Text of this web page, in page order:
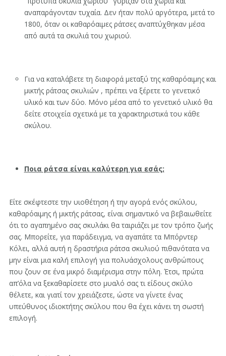
αναπαράγονταν τυχαία. Δεν ήταν πολύ αργότερα, μετά το
1800, όταν οι καθαρόαιμες ράτσες αναπτύχθηκαν μέσα
από αυτά τα σκυλιά του χωριού.
Για να καταλάβετε τη διαφορά μεταξύ της καθαρόαιμης και
μικτής ράτσας σκυλιών , πρέπει να ξέρετε το γενετικό
υλικό και των δύο. Μόνο μέσα από το γενετικό υλικό θα
δείτε στοιχεία σχετικά με τα χαρακτηριστικά του κάθε
σκύλου.
Ποια ράτσα είναι καλύτερη για εσάς;
Είτε σκέφτεστε την υιοθέτηση ή την αγορά ενός σκύλου,
καθαρόαιμης ή μικτής ράτσας, είναι σημαντικό να βεβαιωθείτε
ότι το αγαπημένο σας σκυλάκι θα ταιριάζει με τον τρόπο ζωής
σας. Μπορείτε, για παράδειγμα, να αγαπάτε τα Μπόρντερ
Κόλει, αλλά αυτή η δραστήρια ράτσα σκυλιού πιθανότατα να
μην είναι μια καλή επιλογή για πολυάσχολους ανθρώπους
που ζουν σε ένα μικρό διαμέρισμα στην πόλη. Έτσι, πρώτα
απ’όλα να ξεκαθαρίσετε στο μυαλό σας τι είδους σκύλο
θέλετε, και γιατί τον χρειάζεστε, ώστε να γίνετε ένας
υπεύθυνος ιδιοκτήτης σκύλου που θα έχει κάνει τη σωστή
επιλογή.